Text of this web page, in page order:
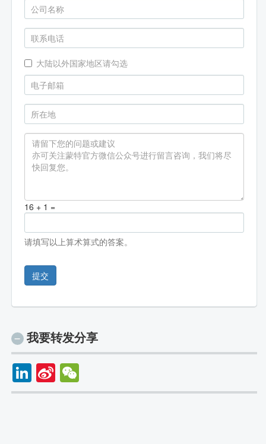
大陆以外国家地区请勾选
16 + 1 =
请填写以上算术算式的答案。
提交
我要转发分享